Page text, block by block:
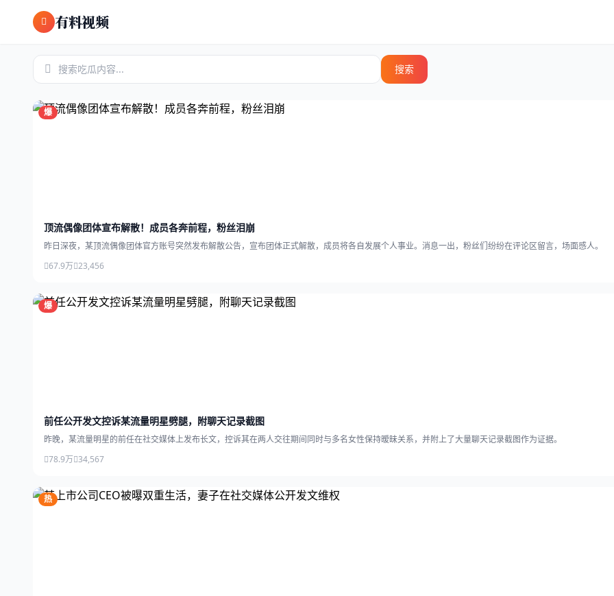
跳过导航
有料视频
搜索
爆
顶流偶像团体宣布解散！成员各奔前程，粉丝泪崩
昨日深夜，某顶流偶像团体官方账号突然发布解散公告，宣布团体正式解散，成员将各自发展个人事业。消息一出，粉丝们纷纷在评论区留言，场面感人。
67.9万 23,456
爆
前任公开发文控诉某流量明星劈腿，附聊天记录截图
昨晚，某流量明星的前任在社交媒体上发布长文，控诉其在两人交往期间同时与多名女性保持暧昧关系，并附上了大量聊天记录截图作为证据。
78.9万 34,567
热